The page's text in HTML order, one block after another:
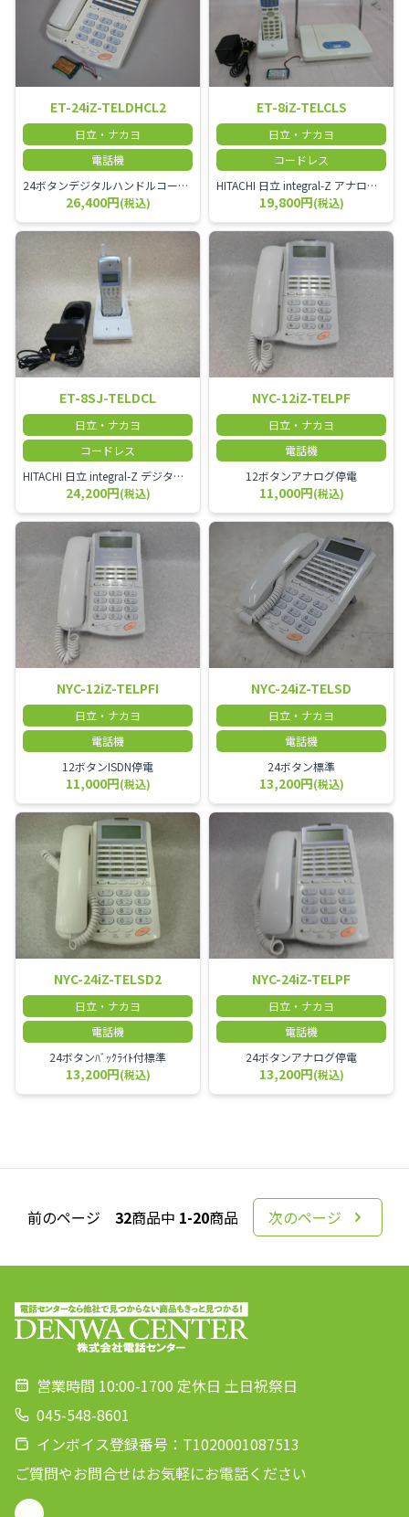
ET-24iZ-TELDHCL2
日立・ナカヨ
電話機
24ボタンデジタルハンドルコードレス電話機
26,400円(税込)
ET-8iZ-TELCLS
日立・ナカヨ
コードレス
HITACHI 日立 integral-Z アナログコードレス電話機
19,800円(税込)
ET-8SJ-TELDCL
日立・ナカヨ
コードレス
HITACHI 日立 integral-Z デジタルコードレス電話機◆接続可能主装置一覧日立ET-4.10iZ ET-24iZ ET-108iZET-4.10iZ2 ET-24iZ2 ET-108iZ2
24,200円(税込)
NYC-12iZ-TELPF
日立・ナカヨ
電話機
12ボタンアナログ停電
11,000円(税込)
NYC-12iZ-TELPFI
日立・ナカヨ
電話機
12ボタンISDN停電
11,000円(税込)
NYC-24iZ-TELSD
日立・ナカヨ
電話機
24ボタン標準
13,200円(税込)
NYC-24iZ-TELSD2
日立・ナカヨ
電話機
24ボタンﾊﾞｯｸﾗｲﾄ付標準
13,200円(税込)
NYC-24iZ-TELPF
日立・ナカヨ
電話機
24ボタンアナログ停電
13,200円(税込)
前のページ 32商品中 1-20商品 次のページ
営業時間 10:00-1700 定休日 土日祝祭日
045-548-8601
インボイス登録番号：T1020001087513
ご質問やお問合せはお気軽にお電話ください